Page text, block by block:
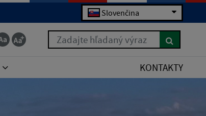
Slovenčina
Zadajte hľadaný výraz
KONTAKTY